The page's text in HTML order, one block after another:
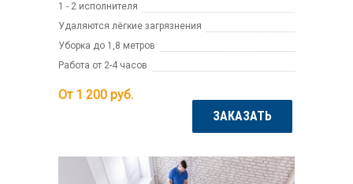
1 - 2 исполнителя
Удаляются лёгкие загрязнения
Уборка до 1,8 метров
Работа от 2-4 часов
От 1 200 руб.
ЗАКАЗАТЬ